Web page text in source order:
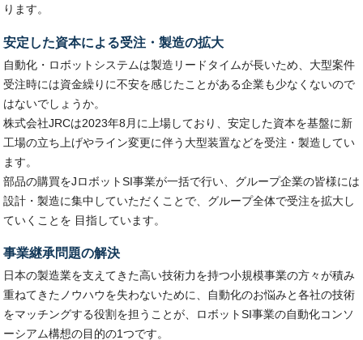
ります。
安定した資本による受注・製造の拡大
自動化・ロボットシステムは製造リードタイムが長いため、大型案件
受注時には資金繰りに不安を感じたことがある企業も少なくないので
はないでしょうか。
株式会社JRCは2023年8月に上場しており、安定した資本を基盤に新
工場の立ち上げやライン変更に伴う大型装置などを受注・製造してい
ます。
部品の購買をJロボットSI事業が一括で行い、グループ企業の皆様には
設計・製造に集中していただくことで、グループ全体で受注を拡大し
ていくことを 目指しています。
事業継承問題の解決
日本の製造業を支えてきた高い技術力を持つ小規模事業の方々が積み
重ねてきたノウハウを失わないために、自動化のお悩みと各社の技術
をマッチングする役割を担うことが、ロボットSI事業の自動化コンソ
ーシアム構想の目的の1つです。